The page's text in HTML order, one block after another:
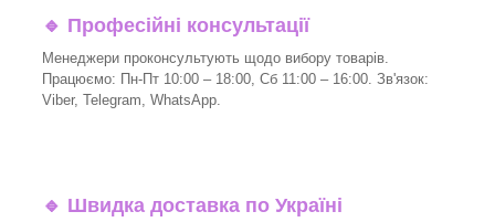
🔹 Професійні консультації
Менеджери проконсультують щодо вибору товарів.
Працюємо: Пн-Пт 10:00 – 18:00, Сб 11:00 – 16:00. Зв'язок:
Viber, Telegram, WhatsApp.
🔹 Швидка доставка по Україні